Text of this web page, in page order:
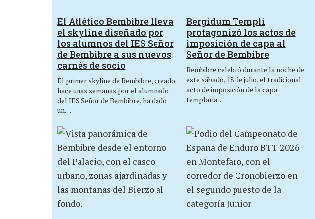
El Atlético Bembibre lleva
el skyline diseñado por
los alumnos del IES Señor
de Bembibre a sus nuevos
carnés de socio
El primer skyline de Bembibre, creado
hace unas semanas por el alumnado
del IES Señor de Bembibre, ha dado
un…
Bergidum Templi
protagonizó los actos de
imposición de capa al
Señor de Bembibre
Bembibre celebró durante la noche de
este sábado, 18 de julio, el tradicional
acto de imposición de la capa
templaria…